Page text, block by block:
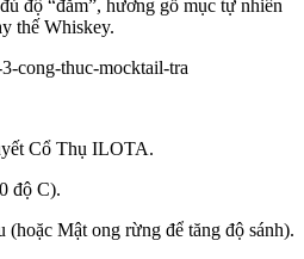
độ “đằm”, hương gỗ mục tự nhiên
thế Whiskey.
Cổ Thụ ILOTA.
độ C).
Mật ong rừng để tăng độ sánh).